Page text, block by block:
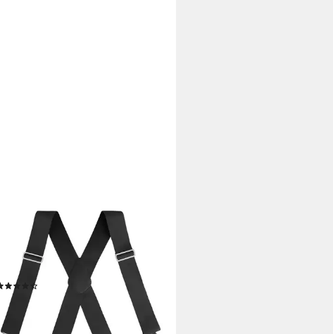
Hosenträger X-Design - Extra Breit
5cm Hosenträger im X-Design -
Extra Breite 5cm - Vintage -
Oldschool
12,49 € 16,99 €
-26%
lieferbar - in 2-3 Werktagen bei dir